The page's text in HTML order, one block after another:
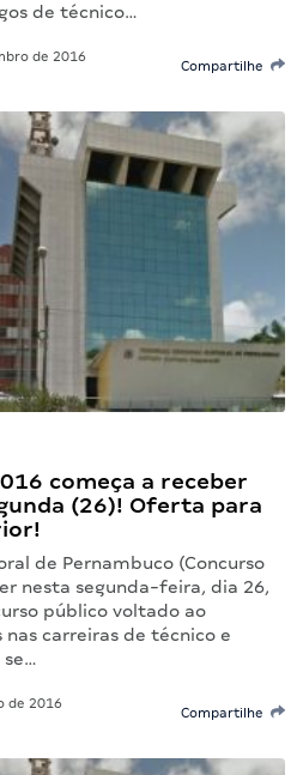
de técnico…
de 2016
Compartilhe
começa a receber
(26)! Oferta para
de Pernambuco (Concurso
nesta segunda-feira, dia 26,
público voltado ao
carreiras de técnico e
se…
de 2016
Compartilhe